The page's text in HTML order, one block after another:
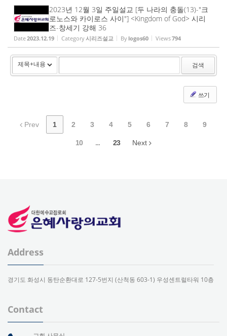
2023년 12월 3일 주일설교 [두 나라의 충돌(13)-"크
로노스와 카이로스 사이"] <Kingdom of God> 시리
즈-창세기 강해 36
Date2023.12.19 Category시리즈설교 By logos60 Views794
검색
쓰기
Prev 1 2 3 4 5 6 7 8 9
10 ... 23 Next
Address
경기도 화성시 동탄순환대로 127-5번지 (산척동 603-1) 우성센트럴타워 10층
Contact